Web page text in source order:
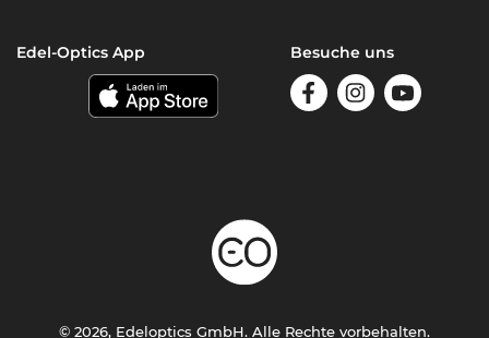
Edel-Optics App Besuche uns
© 2026, Edeloptics GmbH. Alle Rechte vorbehalten.